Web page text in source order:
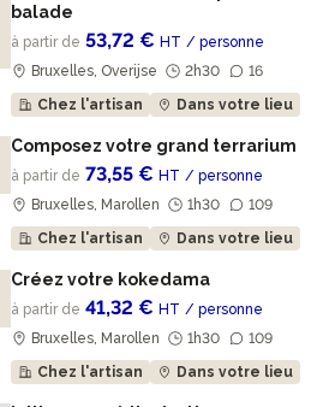
balade
à partir de 53,72 €HT / personne
Bruxelles, Overijse
2h30
16
Chez l'artisan
Dans votre lieu
Composez votre grand terrarium
à partir de 73,55 €HT / personne
Bruxelles, Marollen
1h30
109
Chez l'artisan
Dans votre lieu
Créez votre kokedama
à partir de 41,32 €HT / personne
Bruxelles, Marollen
1h30
109
Chez l'artisan
Dans votre lieu